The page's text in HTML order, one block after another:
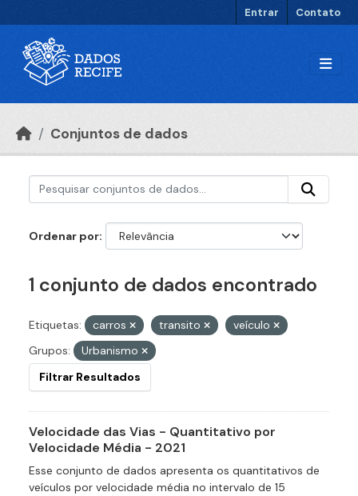
Entrar Contato
Conjuntos de dados
Ordenar por
1 conjunto de dados encontrado
Etiquetas: carros transito
veículo
Grupos:
Urbanismo
Filtrar Resultados
Velocidade das Vias - Quantitativo por
Velocidade Média - 2021
Esse conjunto de dados apresenta os quantitativos de
veículos por velocidade média no intervalo de 15